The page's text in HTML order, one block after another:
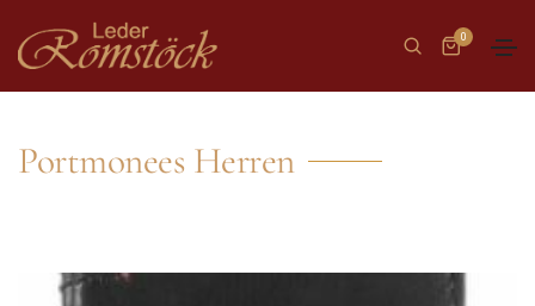
0
Portmonees Herren